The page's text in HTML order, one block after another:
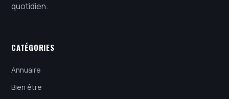
quotidien.
CATÉGORIES
Annuaire
Bien être